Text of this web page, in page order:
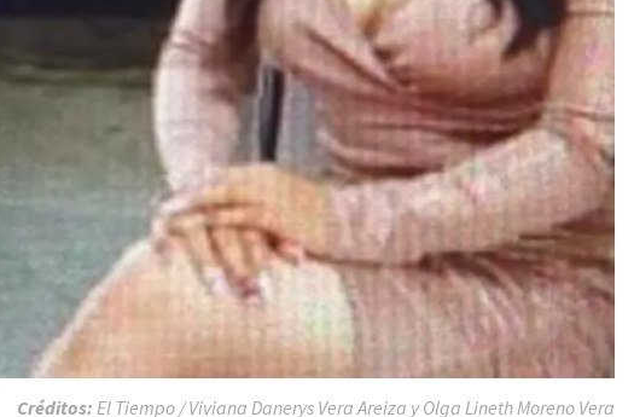
Créditos: El Tiempo / Viviana Danerys Vera Areiza y Olga Lineth Moreno Vera